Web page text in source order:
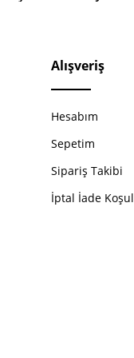
Alışveriş
Hesabım
Sepetim
Sipariş Takibi
İptal İade